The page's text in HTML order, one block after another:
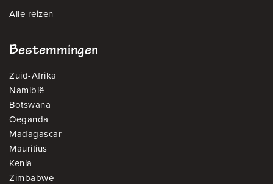
Alle reizen
Bestemmingen
Zuid-Afrika
Namibië
Botswana
Oeganda
Madagascar
Mauritius
Kenia
Zimbabwe